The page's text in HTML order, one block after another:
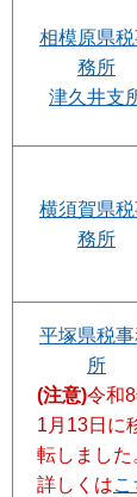
相模原県
務所
津久井支
横須賀県
務所
平塚県税事
所
(注意)令和
1月13日に
転しました
詳しくはこ